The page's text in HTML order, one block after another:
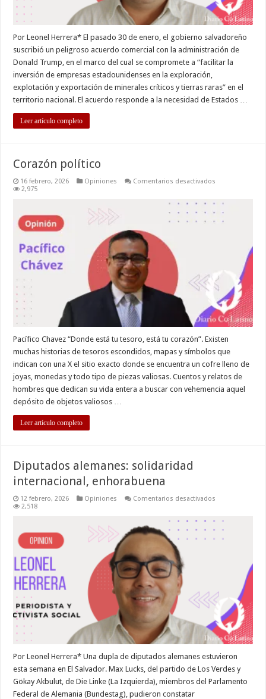
Por Leonel Herrera* El pasado 30 de enero, el gobierno salvadoreño
suscribió un peligroso acuerdo comercial con la administración de
Donald Trump, en el marco del cual se compromete a “facilitar la
inversión de empresas estadounidenses en la exploración,
explotación y exportación de minerales críticos y tierras raras” en el
territorio nacional. El acuerdo responde a la necesidad de Estados …
Leer artículo completo
Corazón político
16 febrero, 2026 Opiniones Comentarios desactivados
2,975
Pacífico Chavez “Donde está tu tesoro, está tu corazón”. Existen
muchas historias de tesoros escondidos, mapas y símbolos que
indican con una X el sitio exacto donde se encuentra un cofre lleno de
joyas, monedas y todo tipo de piezas valiosas. Cuentos y relatos de
hombres que dedican su vida entera a buscar con vehemencia aquel
depósito de objetos valiosos …
Leer artículo completo
Diputados alemanes: solidaridad
internacional, enhorabuena
12 febrero, 2026 Opiniones Comentarios desactivados
solidaridad
internacional,
enhorabuena
2,518
Por Leonel Herrera* Una dupla de diputados alemanes estuvieron
esta semana en El Salvador. Max Lucks, del partido de Los Verdes y
Gökay Akbulut, de Die Linke (La Izquierda), miembros del Parlamento
Federal de Alemania (Bundestag), pudieron constatar